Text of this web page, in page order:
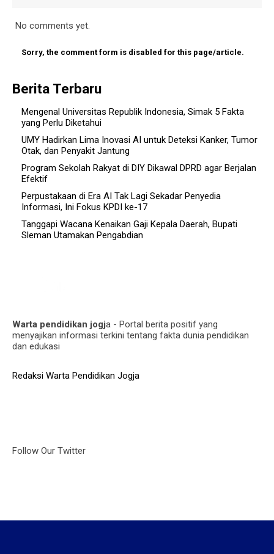
No comments yet.
Sorry, the comment form is disabled for this page/article.
Berita Terbaru
Mengenal Universitas Republik Indonesia, Simak 5 Fakta
yang Perlu Diketahui
UMY Hadirkan Lima Inovasi AI untuk Deteksi Kanker, Tumor
Otak, dan Penyakit Jantung
Program Sekolah Rakyat di DIY Dikawal DPRD agar Berjalan
Efektif
Perpustakaan di Era AI Tak Lagi Sekadar Penyedia
Informasi, Ini Fokus KPDI ke-17
Tanggapi Wacana Kenaikan Gaji Kepala Daerah, Bupati
Sleman Utamakan Pengabdian
Warta pendidikan jogja - Portal berita positif yang
menyajikan informasi terkini tentang fakta dunia pendidikan
dan edukasi
Redaksi Warta Pendidikan Jogja
Follow Our Twitter